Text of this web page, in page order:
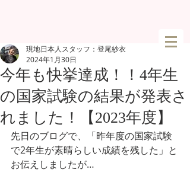
今年も快挙達成！！4年生
の国家試験の結果が発表さ
れました！【2023年度】
現地日本人スタッフ：登尾紗衣
2024年1月30日
先日のブログで、「昨年度の国家試験
で2年生が素晴らしい成績を残した」と
お伝えしましたが…